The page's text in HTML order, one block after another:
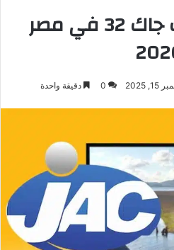
اسعار شاشات جاك 32 في مصر
15, 2025
0 دقيقة واحدة